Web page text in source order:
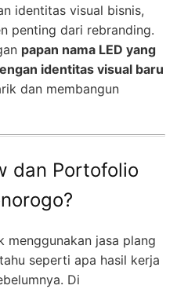
identitas visual bisnis,
penting dari rebranding.
papan nama LED yang
identitas visual baru
dan membangun
dan Portofolio
menggunakan jasa plang
seperti apa hasil kerja
Di